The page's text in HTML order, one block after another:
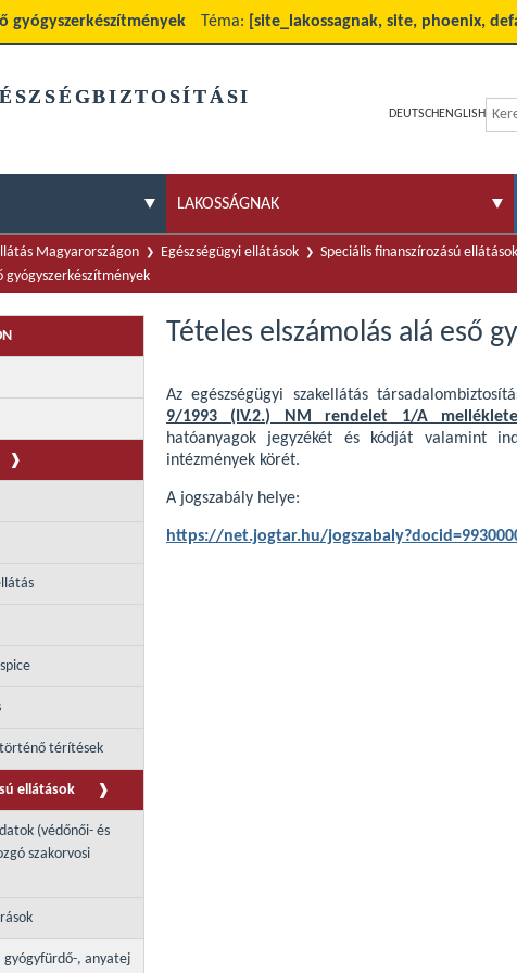
gyógyszerkészítmények Téma: [site_lakossagnak, site, phoenix,
DEUTSCH ENGLISH
LAKOSSÁGNAK
Magyarországon Egészségügyi ellátások
Speciális finanszírozású ellátások
gyógyszerkészítmények
térítések
ellátások
(védőnői- és
szakorvosi
gyógyfürdő-, anyatej
Tételes elszámolás alá eső
Az egészségügyi szakellátás
9/1993 (IV.2.) NM rendelet 1/A melléklete
hatóanyagok jegyzékét és kódját valamint
intézmények körét.
A jogszabály helye:
https://net.jogtar.hu/